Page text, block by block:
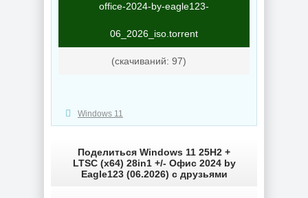
office-2024-by-eagle123-
06_2026_iso.torrent
(cкачиваний: 97)
Windows 11
Поделиться Windows 11 25H2 +
LTSC (x64) 28in1 +/- Офис 2024 by
Eagle123 (06.2026) с друзьями